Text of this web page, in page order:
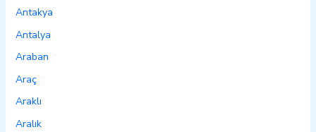
Antakya
Antalya
Araban
Araç
Araklı
Aralık